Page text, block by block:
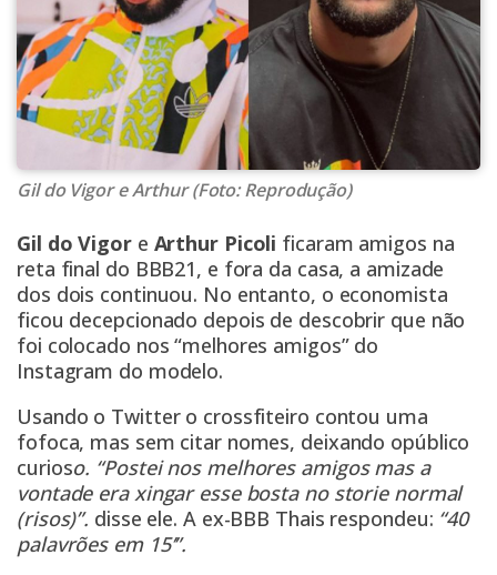
Gil do Vigor e Arthur (Foto: Reprodução)
Gil do Vigore Arthur Picoli ficaram amigos na
reta final do BBB21, e fora da casa, a amizade
dos dois continuou. No entanto, o economista
ficou decepcionado depois de descobrir que não
foi colocado nos “melhores amigos” do
Instagram do modelo.
Usando o Twitter o crossfiteiro contou uma
fofoca, mas sem citar nomes, deixando opúblico
curioso. “Postei nos melhores amigos mas a
vontade era xingar esse bosta no storie normal
(risos)”. disse ele. A ex-BBB Thais respondeu: “40
palavrões em 15’”.